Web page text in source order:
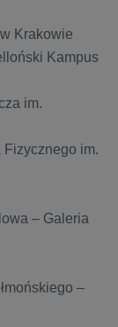
Krakowie
Kampus
im.
Fizycznego im.
– Galeria
–